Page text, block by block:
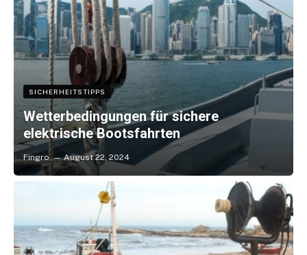
SICHERHEITSTIPPS
Wetterbedingungen für sichere
elektrische Bootsfahrten
Fingro August 22, 2024